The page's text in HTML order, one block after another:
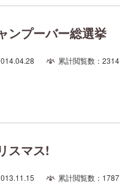
ンプーバー総選挙
累計閲覧数：2314
スマス!
累計閲覧数：1787